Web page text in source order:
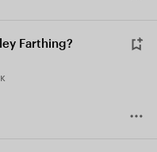
Farthing?